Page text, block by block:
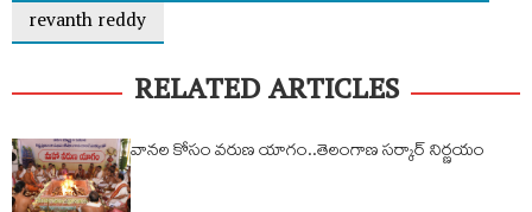
revanth reddy
RELATED ARTICLES
వానల కోసం వరుణ యాగం..తెలంగాణ సర్కార్ నిర్ణయం